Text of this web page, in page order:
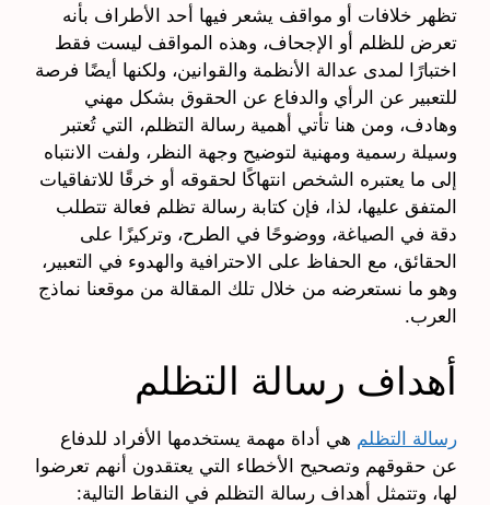
تظهر خلافات أو مواقف يشعر فيها أحد الأطراف بأنه
تعرض للظلم أو الإجحاف، وهذه المواقف ليست فقط
اختبارًا لمدى عدالة الأنظمة والقوانين، ولكنها أيضًا فرصة
للتعبير عن الرأي والدفاع عن الحقوق بشكل مهني
وهادف، ومن هنا تأتي أهمية رسالة التظلم، التي تُعتبر
وسيلة رسمية ومهنية لتوضيح وجهة النظر، ولفت الانتباه
إلى ما يعتبره الشخص انتهاكًا لحقوقه أو خرقًا للاتفاقيات
المتفق عليها، لذا، فإن كتابة رسالة تظلم فعالة تتطلب
دقة في الصياغة، ووضوحًا في الطرح، وتركيزًا على
الحقائق، مع الحفاظ على الاحترافية والهدوء في التعبير،
وهو ما نستعرضه من خلال تلك المقالة من موقعنا نماذج
العرب.
أهداف رسالة التظلم
رسالة التظلم هي أداة مهمة يستخدمها الأفراد للدفاع
عن حقوقهم وتصحيح الأخطاء التي يعتقدون أنهم تعرضوا
لها، وتتمثل أهداف رسالة التظلم في النقاط التالية: